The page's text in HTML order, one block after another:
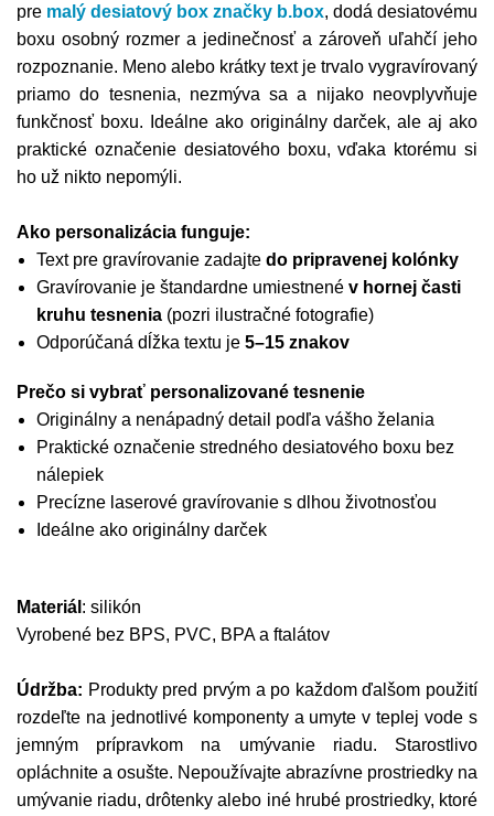
pre malý desiatový box značky b.box, dodá desiatovému
boxu osobný rozmer a jedinečnosť a zároveň uľahčí jeho
rozpoznanie. Meno alebo krátky text je trvalo vygravírovaný
priamo do tesnenia, nezmýva sa a nijako neovplyvňuje
funkčnosť boxu. Ideálne ako originálny darček, ale aj ako
praktické označenie desiatového boxu, vďaka ktorému si
ho už nikto nepomýli.
Ako personalizácia funguje:
Text pre gravírovanie zadajte do pripravenej kolónky
Gravírovanie je štandardne umiestnené v hornej časti
kruhu tesnenia(pozri ilustračné fotografie)
Odporúčaná dĺžka textu je 5–15 znakov
Prečo si vybrať personalizované tesnenie
Originálny a nenápadný detail podľa vášho želania
Praktické označenie stredného desiatového boxu bez
nálepiek
Precízne laserové gravírovanie s dlhou životnosťou
Ideálne ako originálny darček
Materiál : silikón
Vyrobené bez BPS, PVC, BPA a ftalátov
Údržba: Produkty pred prvým a po každom ďalšom použití
rozdeľte na jednotlivé komponenty a umyte v teplej vode s
jemným prípravkom na umývanie riadu. Starostlivo
opláchnite a osušte. Nepoužívajte abrazívne prostriedky na
umývanie riadu, drôtenky alebo iné hrubé prostriedky, ktoré